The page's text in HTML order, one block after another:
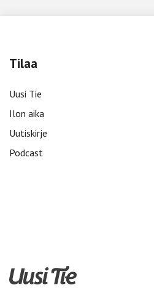
Tilaa
Uusi Tie
Ilon aika
Uutiskirje
Podcast